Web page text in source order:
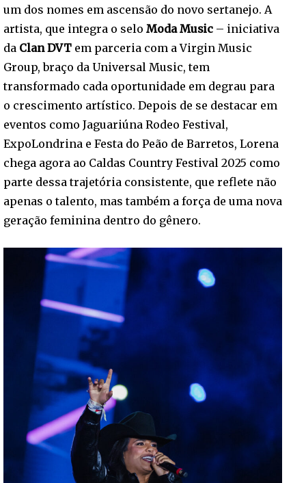
um dos nomes em ascensão do novo sertanejo. A
artista, que integra o selo Moda Music – iniciativa
da Clan DVT em parceria com a Virgin Music
Group, braço da Universal Music, tem
transformado cada oportunidade em degrau para
o crescimento artístico. Depois de se destacar em
eventos como Jaguariúna Rodeo Festival,
ExpoLondrina e Festa do Peão de Barretos, Lorena
chega agora ao Caldas Country Festival 2025 como
parte dessa trajetória consistente, que reflete não
apenas o talento, mas também a força de uma nova
geração feminina dentro do gênero.